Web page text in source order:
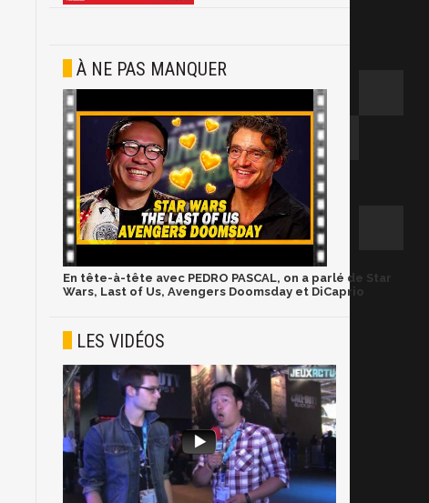
À NE PAS MANQUER
En tête-à-tête avec PEDRO PASCAL, on a parlé de Star
Wars, Last of Us, Avengers Doomsday et DiCaprio
LES VIDÉOS